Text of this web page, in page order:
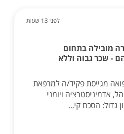
לפני 13 שעות
מובילה בתחום
- שכר גבוה וללא
מגייסת פקיד/ה למרפאת
אדמיניסטרציה ויומני
גדול: הסכם קי...